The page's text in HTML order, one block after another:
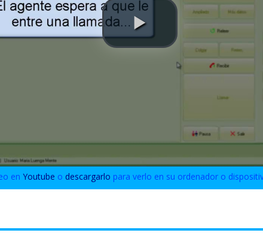
en Youtube o descargarlo para verlo en su ordenador o